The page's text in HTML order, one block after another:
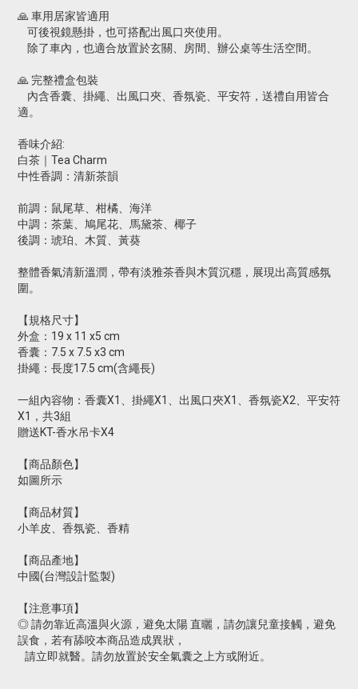
🙏 車用居家皆適用
可後視鏡懸掛，也可搭配出風口夾使用。
除了車內，也適合放置於玄關、房間、辦公桌等生活空間。
🙏 完整禮盒包裝
內含香囊、掛繩、出風口夾、香氛瓷、平安符，送禮自用皆合
適。
香味介紹:
白茶｜Tea Charm
中性香調：清新茶韻
前調：鼠尾草、柑橘、海洋
中調：茶葉、鳩尾花、馬黛茶、椰子
後調：琥珀、木質、黃葵
整體香氣清新溫潤，帶有淡雅茶香與木質沉穩，展現出高質感氛
圍。
【規格尺寸】
外盒：19 x 11 x5 cm
香囊：7.5 x 7.5 x3 cm
掛繩：長度17.5 cm(含繩長)
一組內容物：香囊X1、掛繩X1、出風口夾X1、香氛瓷X2、平安符
X1，共3組
贈送KT-香水吊卡X4
【商品顏色】
如圖所示
【商品材質】
小羊皮、香氛瓷、香精
【商品產地】
中國(台灣設計監製)
【注意事項】
◎ 請勿靠近高溫與火源，避免太陽 直曬，請勿讓兒童接觸，避免
誤食，若有舔咬本商品造成異狀，
請立即就醫。請勿放置於安全氣囊之上方或附近。